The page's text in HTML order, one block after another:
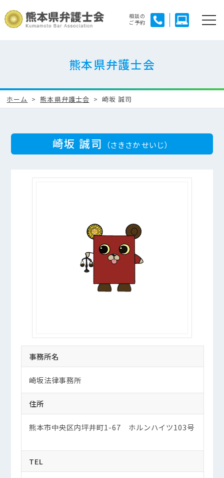
相談の
ご予約
熊本県弁護士会
ホーム 熊本県弁護士会 崎坂 誠司
崎坂 誠司 （さきさか せいじ）
事務所名
崎坂法律事務所
住所
熊本市中央区内坪井町1-67 ホルンハイツ103号
TEL